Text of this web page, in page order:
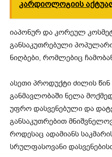
კარდიოლოგიის
იაპონურ და კორეულ
განსაკუთრებული
ნიღბები, რომლებიც
ასეთი პროდუქტი ძილის წინ
განმავლობაში ნელა
უფრო დასვენებული და
განსაკუთრებით
როდესაც ადამიანს
სრულფასოვანი